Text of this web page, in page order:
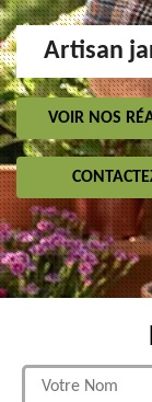
Artisan
VOIR NOS